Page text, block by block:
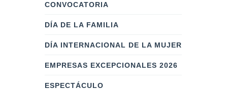
CONVOCATORIA
DÍA DE LA FAMILIA
DÍA INTERNACIONAL DE LA MUJER
EMPRESAS EXCEPCIONALES 2026
ESPECTÁCULO